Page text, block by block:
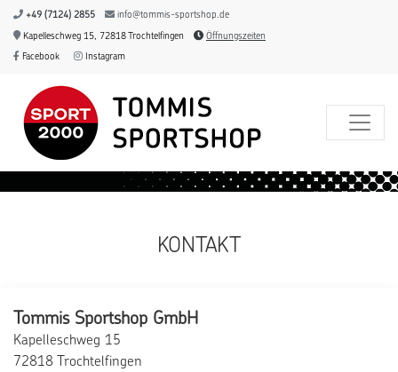
+49 (7124) 2855 info@tommis-sportshop.de
Kapelleschweg 15, 72818 Trochtelfingen Öffnungszeiten
Facebook Instagram
KONTAKT
Tommis Sportshop GmbH
Kapelleschweg 15
72818 Trochtelfingen